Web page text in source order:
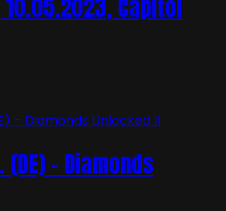
Capitol
(DE) – Diamonds